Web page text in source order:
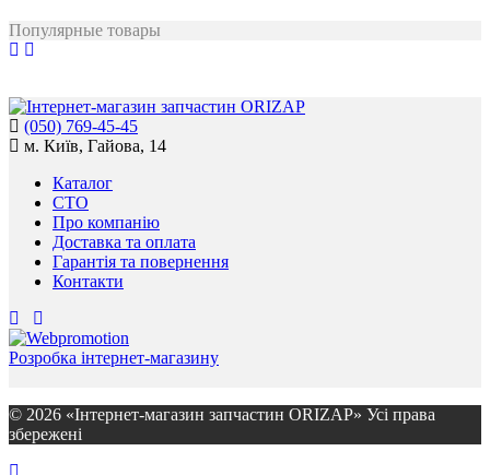
Популярные товары
(050) 769-45-45
м. Київ, Гайова, 14
Каталог
СТО
Про компанію
Доставка та оплата
Гарантія та повернення
Контакти
Розробка інтернет-магазину
© 2026 «Інтернет-магазин запчастин ORIZAP» Усі права
збережені